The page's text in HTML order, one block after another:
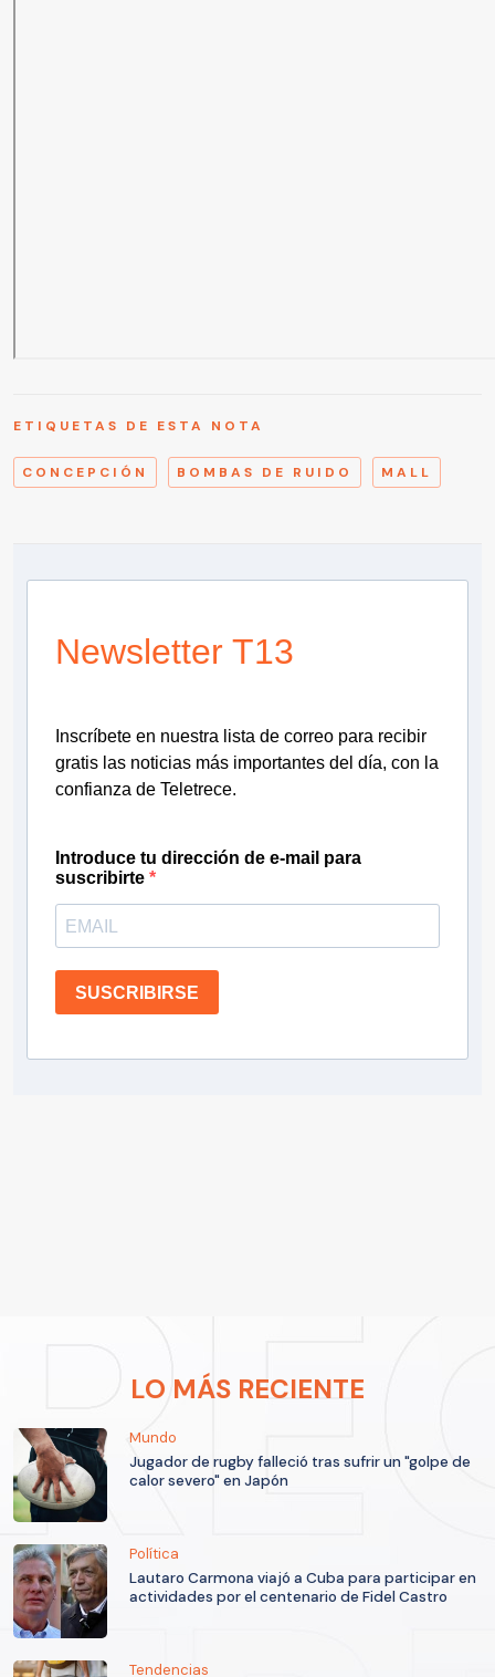
ETIQUETAS DE ESTA NOTA
CONCEPCIÓN BOMBAS DE RUIDO MALL
Newsletter T13
Inscríbete en nuestra lista de correo para recibir
gratis las noticias más importantes del día, con la
confianza de Teletrece.
Introduce tu dirección de e-mail para
suscribirte
SUSCRIBIRSE
LO MÁS RECIENTE
Mundo
Jugador de rugby falleció tras sufrir un "golpe de
calor severo" en Japón
Política
Lautaro Carmona viajó a Cuba para participar en
actividades por el centenario de Fidel Castro
Tendencias